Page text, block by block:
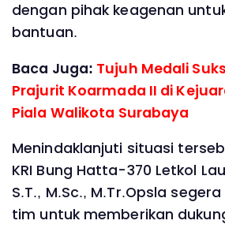
dengan pihak keagenan
bantuan.
Baca Juga: Tujuh Medali
Prajurit Koarmada II di
Piala Walikota Surabaya
Menindaklanjuti situasi
KRI Bung Hatta-370 Letkol
S.T., M.Sc., M.Tr.Opsla
tim untuk memberikan